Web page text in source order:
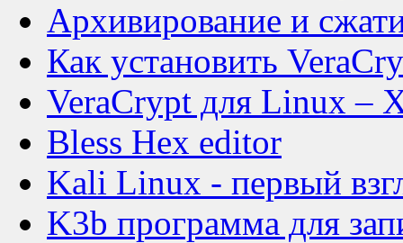
Архивирование и
Как установить
VeraCrypt для Linux –
Bless Hex editor
Kali Linux - первый
K3b программа для